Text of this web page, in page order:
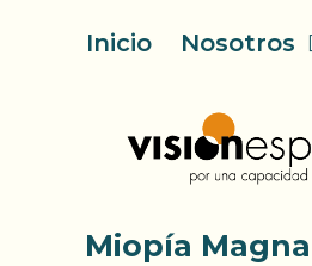
Inicio Nosotros
Miopía Magna